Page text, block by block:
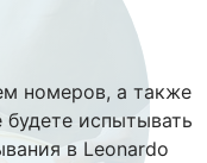
номеров, а также
испытывать
в Leonardo